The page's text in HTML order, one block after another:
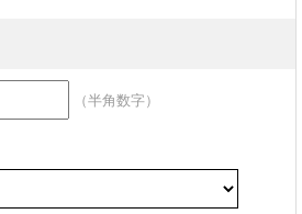
（半角数字）